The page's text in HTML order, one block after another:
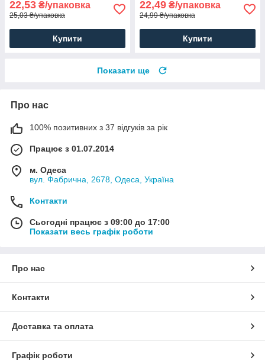
22,53 ₴/упаковка
25,03 ₴/упаковка
Купити
22,49 ₴/упаковка
24,99 ₴/упаковка
Купити
Показати ще
Про нас
100% позитивних з 37 відгуків за рік
Працює з 01.07.2014
м. Одеса
вул. Фабрична, 2678, Одеса, Україна
Контакти
Сьогодні працює з 09:00 до 17:00
Показати весь графік роботи
Про нас
Контакти
Доставка та оплата
Графік роботи